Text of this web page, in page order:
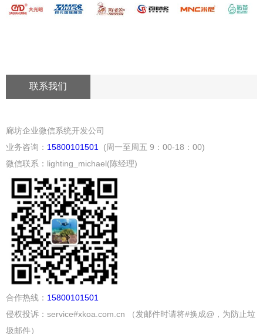
联系我们
廊坊企业微信系统开发公司
业务咨询： 15800101501 (周一至周五 9：00-18：00)
微信联系：lighting_michael(陈经理)
合作热线： 15800101501
侵权投诉：service#xkoa.com.cn （发邮件时请将#换成@，为防止垃
圾邮件）